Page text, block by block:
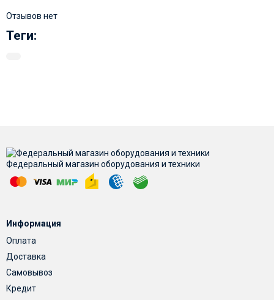
Отзывов нет
Теги:
Федеральный магазин оборудования и техники
Информация
Оплата
Доставка
Самовывоз
Кредит